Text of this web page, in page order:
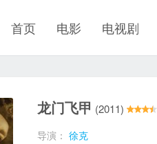
首页 电影 电视剧
龙门飞甲 (2011)
导演： 徐克